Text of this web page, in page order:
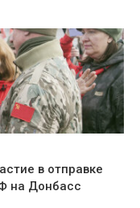
в отправке
на Донбасс